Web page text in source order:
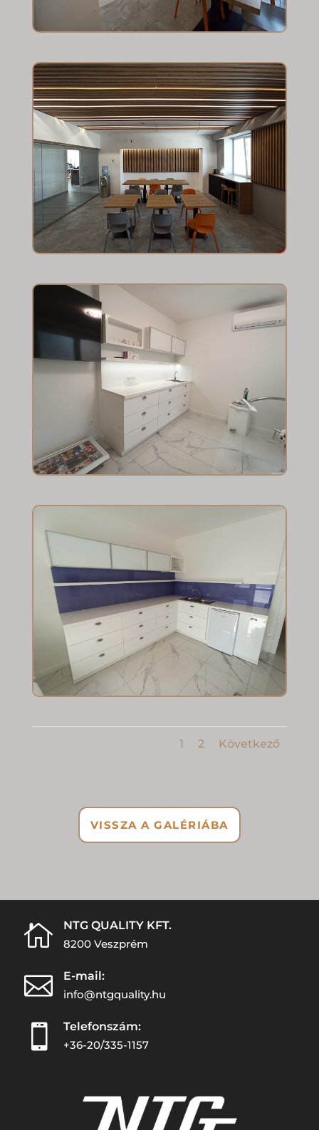
1 2 Következő
VISSZA A GALÉRIÁBA

NTG QUALITY KFT.
8200 Veszprém

E-mail:
info@ntgquality.hu

Telefonszám:
+36-20/335-1157